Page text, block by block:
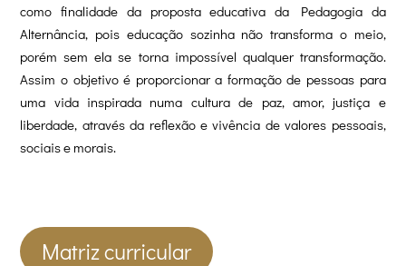
como finalidade da proposta educativa da Pedagogia da
Alternância, pois educação sozinha não transforma o meio,
porém sem ela se torna impossível qualquer transformação.
Assim o objetivo é proporcionar a formação de pessoas para
uma vida inspirada numa cultura de paz, amor, justiça e
liberdade, através da reflexão e vivência de valores pessoais,
sociais e morais.
Matriz curricular